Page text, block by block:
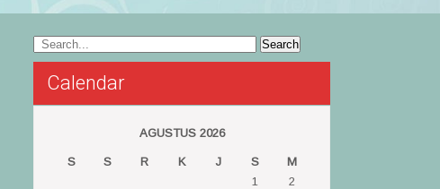
Calendar
AGUSTUS 2026
S S R K J S
M
1
2